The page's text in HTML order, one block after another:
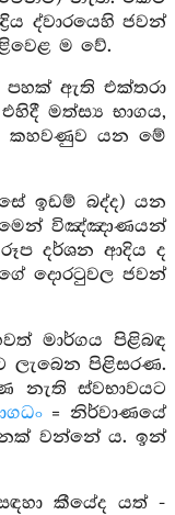
ද්වාරයෙහි ජවන්
ම වේ.
පහක් ඇති එක්තරා
මත්ස්‍ය භාගය,
කහවණුව යන මේ
ඉඩම් බද්ද) යන
මෙන් විඤ්ඤාණයන්
දර්ශන ආදිය ද
දොරටුවල ජවන්
මාර්ගය පිළිබඳ
ලැබෙන පිළිසරණ.
නැති ස්වභාවයට
= නිර්වාණයේ
වන්නේ ය. ඉන්
කීයේද යත් -